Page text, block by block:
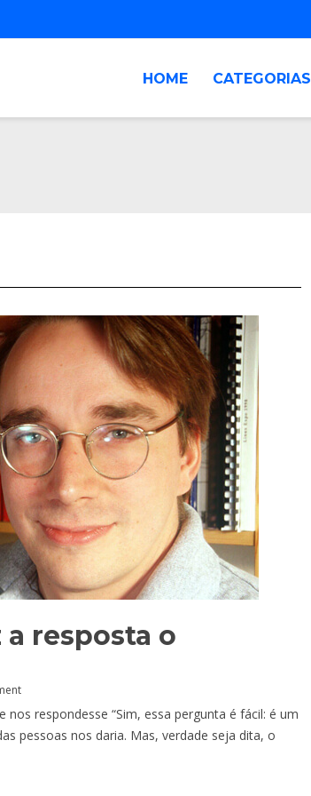
HOME CATEGORIAS
resposta o
nos respondesse “Sim, essa pergunta é fácil: é um
pessoas nos daria. Mas, verdade seja dita, o